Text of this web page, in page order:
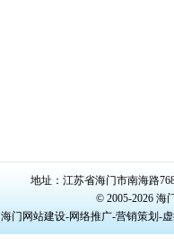
地址：江苏省海门市南海路
© 2005-2026
海门网站建设-网络推广-营销策划-